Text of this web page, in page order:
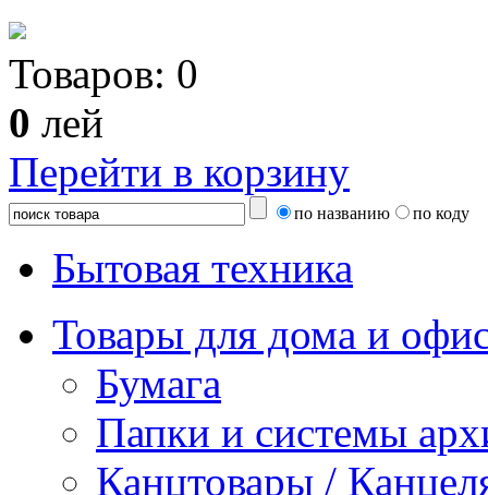
Товаров: 0
0 лей
Перейти в корзину
по названию по коду
Бытовая техника
Товары для дома и
Бумага
Папки и системы
Канцтовары /